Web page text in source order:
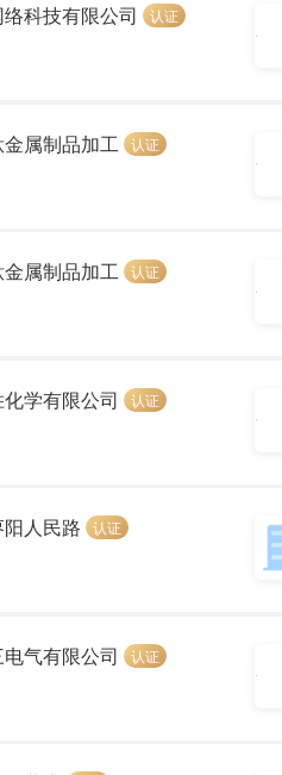
科技有限公司 认证
属制品加工 认证
属制品加工 认证
学有限公司 认证
人民路 认证
气有限公司 认证